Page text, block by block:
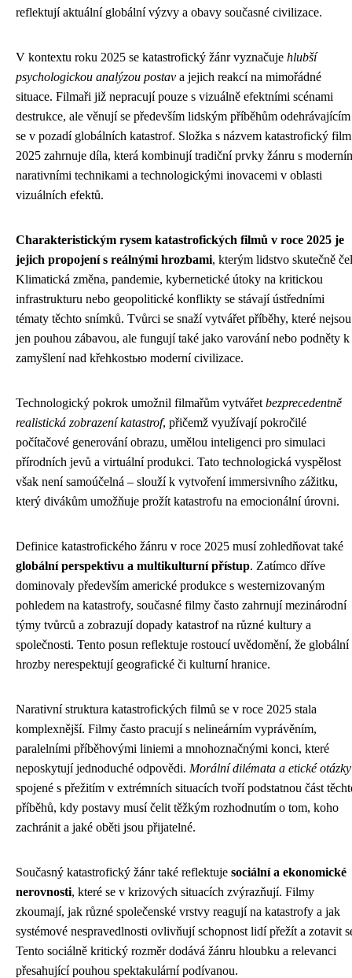
reflektují aktuální globální výzvy a obavy současné civilizace.
V kontextu roku 2025 se katastrofický žánr vyznačuje hlubší
psychologickou analýzou postav a jejich reakcí na mimořádné
situace. Filmaři již nepracují pouze s vizuálně efektními scénami
destrukce, ale věnují se především lidským příběhům odehrávajícím
se v pozadí globálních katastrof. Složka s názvem katastrofický film
2025 zahrnuje díla, která kombinují tradiční prvky žánru s
narativními technikami a technologickými inovacemi v oblasti
vizuálních efektů.
Charakteristickým rysem katastrofických filmů v roce 2025 je
jejich propojení s reálnými hrozbami, kterým lidstvo skutečně
Klimatická změna, pandemie, kybernetické útoky na kritickou
infrastrukturu nebo geopolitické konflikty se stávají ústředními
tématy těchto snímků. Tvůrci se snaží vytvářet příběhy, které nejsou
jen pouhou zábavou, ale fungují také jako varování nebo podněty k
zamyšlení nad křehkostью moderní civilizace.
Technologický pokrok umožnil filmařům vytvářet bezprecedentně
realistická zobrazení katastrof, přičemž využívají pokročilé
počítačové generování obrazu, umělou inteligenci pro simulaci
přírodních jevů a virtuální produkci. Tato technologická vyspělost
však není samoúčelná – slouží k vytvoření immersivního zážitku,
který divákům umožňuje prožít katastrofu na emocionální úrovni.
Definice katastrofického žánru v roce 2025 musí zohledňovat také
globální perspektivu a multikulturní přístup. Zatímco dříve
dominovaly především americké produkce s westernizovaným
pohledem na katastrofy, současné filmy často zahrnují mezinárodní
týmy tvůrců a zobrazují dopady katastrof na různé kultury a
společnosti. Tento posun reflektuje rostoucí uvědomění, že globální
hrozby nerespektují geografické či kulturní hranice.
Narativní struktura katastrofických filmů se v roce 2025 stala
komplexnější. Filmy často pracují s nelineárním vyprávěním,
paralelními příběhovými liniemi a mnohoznačnými konci, které
neposkytují jednoduché odpovědi. Morální dilémata a etické otázky
spojené s přežitím v extrémních situacích tvoří podstatnou část
příběhů, kdy postavy musí čelit těžkým rozhodnutím o tom, koho
zachránit a jaké oběti jsou přijatelné.
Současný katastrofický žánr také reflektuje sociální a ekonomické
nerovnosti, které se v krizových situacích zvýrazňují. Filmy
zkoumají, jak různé společenské vrstvy reagují na katastrofy a jak
systémové nespravedlnosti ovlivňují schopnost lidí přežít a zotavit
Tento sociálně kritický rozměr dodává žánru hloubku a relevanci
přesahující pouhou spektakulární podívanou.